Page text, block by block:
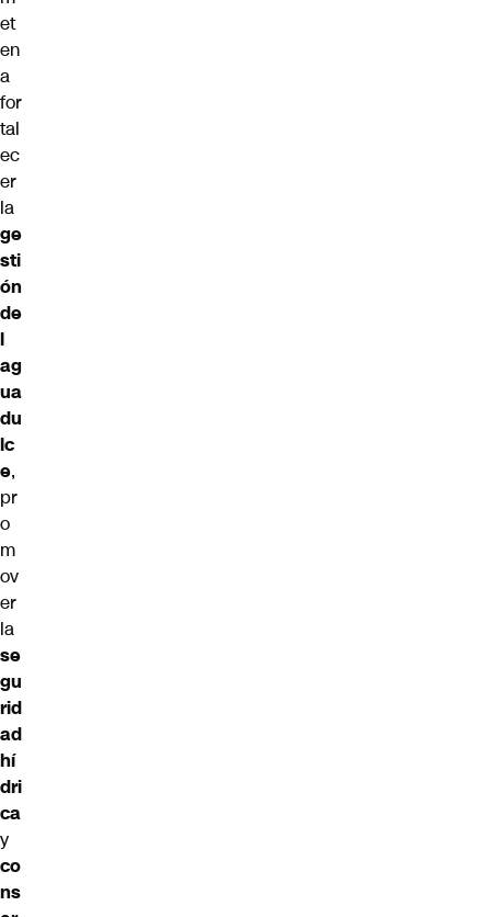
et
en
a
for
tal
ec
er
la
ge
sti
ón
de
l
ag
ua
du
lc
e,
pr
o
m
ov
er
la
se
gu
rid
ad
hí
dri
ca
y
co
ns